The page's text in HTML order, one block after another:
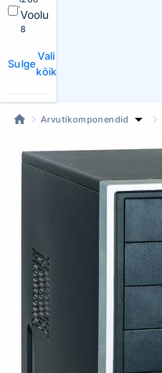
Voolu
8
Sulge
Vali
kõik
Arvutikomponendid